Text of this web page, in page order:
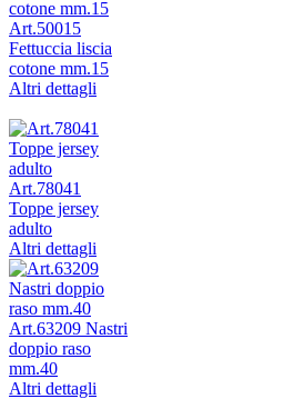
Art.50015
Fettuccia liscia
cotone mm.15
Altri dettagli
Art.78041
Toppe jersey
adulto
Altri dettagli
Art.63209 Nastri
doppio raso
mm.40
Altri dettagli